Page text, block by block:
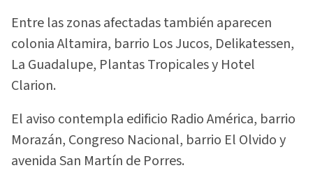
Entre las zonas afectadas también aparecen
colonia Altamira, barrio Los Jucos, Delikatessen,
La Guadalupe, Plantas Tropicales y Hotel
Clarion.
El aviso contempla edificio Radio América, barrio
Morazán, Congreso Nacional, barrio El Olvido y
avenida San Martín de Porres.